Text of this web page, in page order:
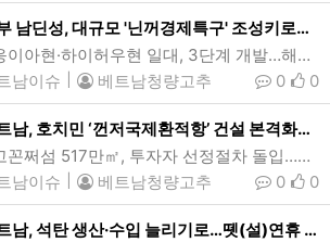
북부 남딘성, 대규모 '닌꺼경제특구' 조성키로…140㎢(4억6280만여평)
- 응이아현·하이허우현 일대, 3단계 개발…해안경제구역 거듭나- 홍강삼각주, 통킹만 경제권 전반에 성장모멘텀 제공- 남딘성 2030년까지 250㎢ 규모 공단 10곳 추가개발 추진베트남 북부 남딘성에 조성될 닌꺼경제특구 조감도. 닌꺼경제특구는 140㎢ 규모로 완공시 해안경제구역으로 거듭나 남딘성은 물론 홍강삼각주와 통킹만 경제권 전반에 성장모멘텀을 제공할 것으로 기대된다. (사진=남딘성 정부포털)[인사이드비나=하노이, 장연환 기자] 베트남 북부 남딘성(Nam Dinh)에 1만3950헥타르(139.5㎢)의 대규모 경제특구가 조…
남이슈
베트남청량고추 0
0
베트남, 호치민 ‘껀저국제환적항’ 건설 본격화…총리 투자정책 승인
- 고꼰쩌섬 517만㎡, 투자자 선정절차 돌입…사업비 최소 50조동(19.7억달러)- 25만DWT급 컨테이너 접안…매년 세수 40조동, 고용 등 경제적 파급효과 기대호치민 껀저국제환적항 조감도. 호치민시의 숙원사업중 하나인 껀저국제컨테이너환적항 개발사업이 총리의 투자정책 승인에 따라 본격 추진될 것으로 예상된다. 껀저항 개발사업은 대형 선박이 접안할 수있는 컨테이너항만과 해상물류시설 등 다목적 심해항 건설을 주요 내용으로 담고 있다. (그래픽=Portcoast)[인사이드비나=호치민, 투 탄(Thu thanh) 기자…
남이슈
베트남청량고추 0
0
베트남, 석탄 생산·수입 늘리기로…뗏(설)연휴 전력 안정적 공급